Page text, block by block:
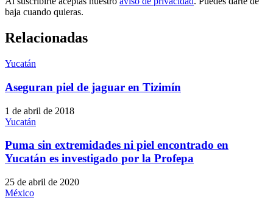
baja cuando quieras.
Relacionadas
Yucatán
Aseguran piel de jaguar en Tizimín
1 de abril de 2018
Yucatán
Puma sin extremidades ni piel encontrado en
Yucatán es investigado por la Profepa
25 de abril de 2020
México